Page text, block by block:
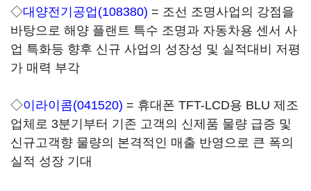
◇대양전기공업(108380) = 조선 조명사업의 강점을
바탕으로 해양 플랜트 특수 조명과 자동차용 센서 사
업 특화등 향후 신규 사업의 성장성 및 실적대비 저평
가 매력 부각
◇이라이콤(041520) = 휴대폰 TFT-LCD용 BLU 제조
업체로 3분기부터 기존 고객의 신제품 물량 급증 및
신규고객향 물량의 본격적인 매출 반영으로 큰 폭의
실적 성장 기대